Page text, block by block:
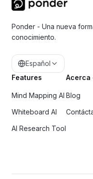
Ponder - Una nueva
conocimiento.
Español
Features
Mind Mapping AI
Whiteboard AI
AI Research Tool
Acerca
Blog